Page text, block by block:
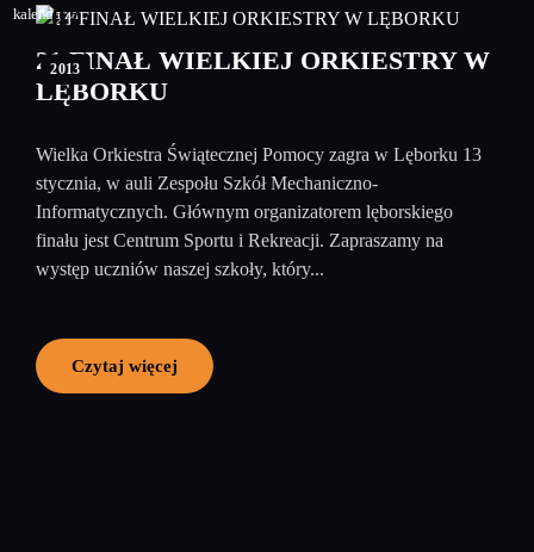
07
2013
21 FINAŁ WIELKIEJ ORKIESTRY W
LĘBORKU
Wielka Orkiestra Świątecznej Pomocy zagra w Lęborku 13
stycznia, w auli Zespołu Szkół Mechaniczno-
Informatycznych. Głównym organizatorem lęborskiego
finału jest Centrum Sportu i Rekreacji. Zapraszamy na
występ uczniów naszej szkoły, który...
Czytaj więcej